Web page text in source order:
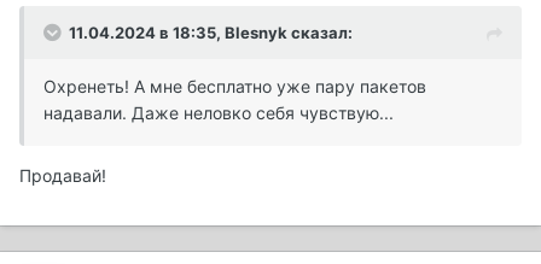
11.04.2024 в 18:35, Blesnykсказал:
Охренеть! А мне бесплатно уже пару пакетов
надавали. Даже неловко себя чувствую...
Продавай!